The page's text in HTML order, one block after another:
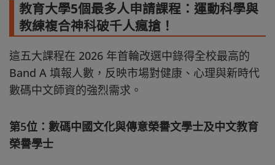
教育大學5個最多人申請課程：運動科學與
教練複合神科破千人瘋搶！
這五大課程在 2026 年首輪改選中錄得全校最高的
Band A 填報人數，反映市場對健康、心理與新時代
數碼中文師資的強烈需求。
第5位：數碼中國文化與傳意榮譽文學士及中文教育
榮譽學士